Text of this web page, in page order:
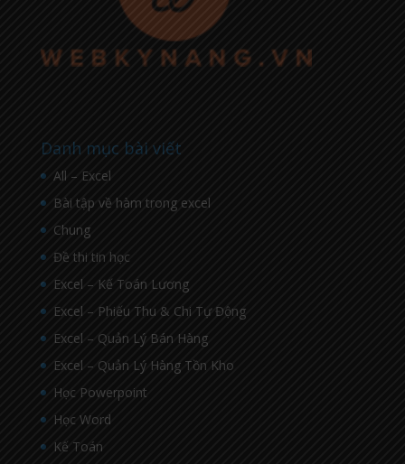
Danh mục bài viết
All – Excel
Bài tập về hàm trong excel
Chung
Đề thi tin học
Excel – Kế Toán Lương
Excel – Phiếu Thu & Chi Tự Động
Excel – Quản Lý Bán Hàng
Excel – Quản Lý Hàng Tồn Kho
Học Powerpoint
Học Word
Kế Toán